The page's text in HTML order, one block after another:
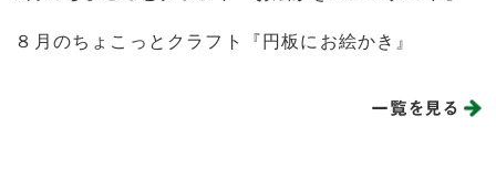
８月のちょこっとクラフト『円板にお絵かき』
一覧を見る